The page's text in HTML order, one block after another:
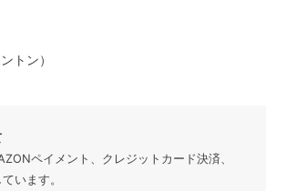
トン）
ペイメント、クレジットカード決済、
います。